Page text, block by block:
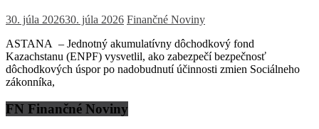
30. júla 202630. júla 2026 Finančné Noviny
ASTANA – Jednotný akumulatívny dôchodkový fond
Kazachstanu (ENPF) vysvetlil, ako zabezpečí bezpečnosť
dôchodkových úspor po nadobudnutí účinnosti zmien Sociálneho
zákonníka,
FN Finančné Noviny